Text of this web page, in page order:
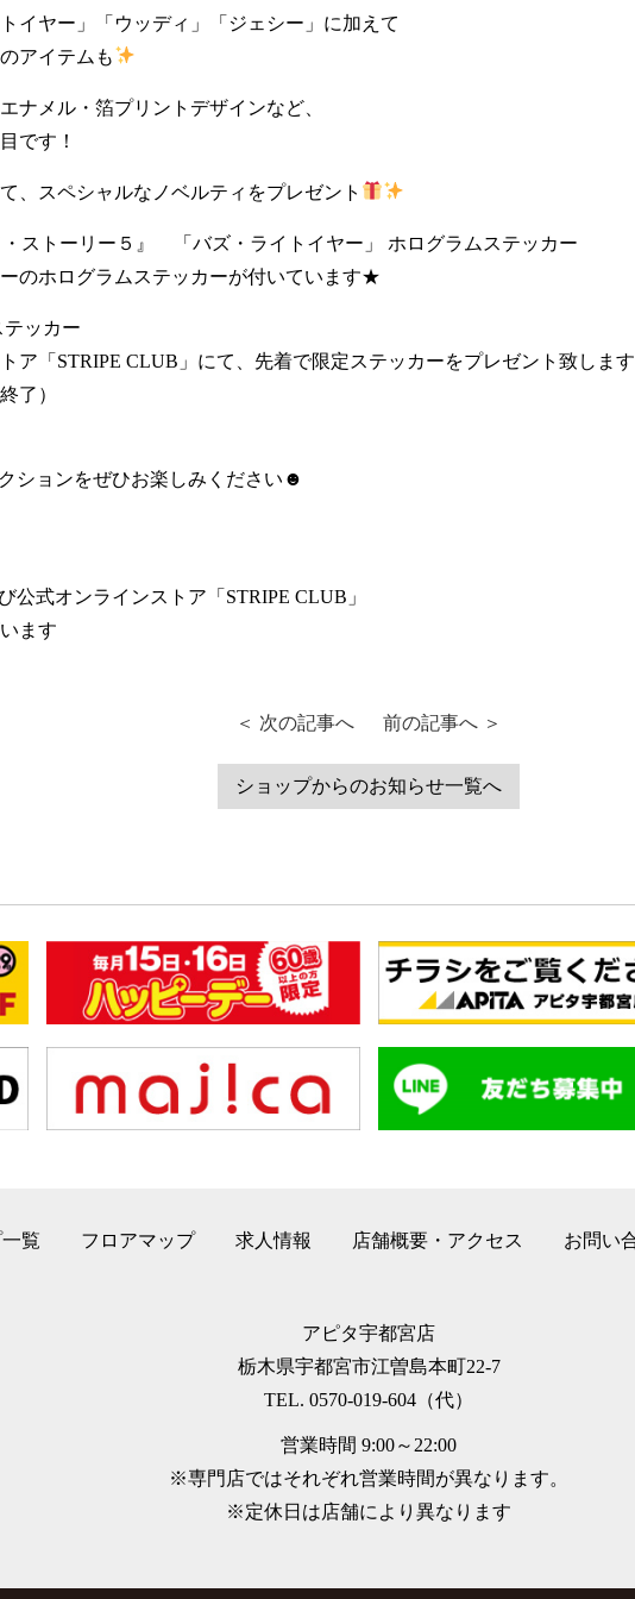
イヤー」「ウッディ」「ジェシー」に加えて
アイテムも
ナメル・箔プリントデザインなど、
です！
、スペシャルなノベルティをプレゼント
・ストーリー５』 「バズ・ライトイヤー」 ホログラムステッカー
のホログラムステッカーが付いています★
ッカー
ア「STRIPE CLUB」にて、先着で限定ステッカーをプレゼント致しま
了）
ションをぜひお楽しみください☻
公式オンラインストア「STRIPE CLUB」
ます
＜ 次の記事へ 前の記事へ ＞
ショップからのお知らせ一覧へ
覧 フロアマップ 求人情報 店舗概要・アクセス お問い
アピタ宇都宮店
栃木県宇都宮市江曽島本町22-7
TEL. 0570-019-604（代）
営業時間 9:00～22:00
※専門店ではそれぞれ営業時間が異なります。
※定休日は店舗により異なります